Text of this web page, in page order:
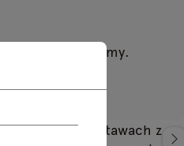
Twojej firmy.
na podstawach z